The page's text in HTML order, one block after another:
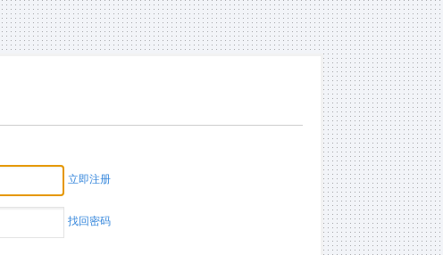
立即注册
找回密码